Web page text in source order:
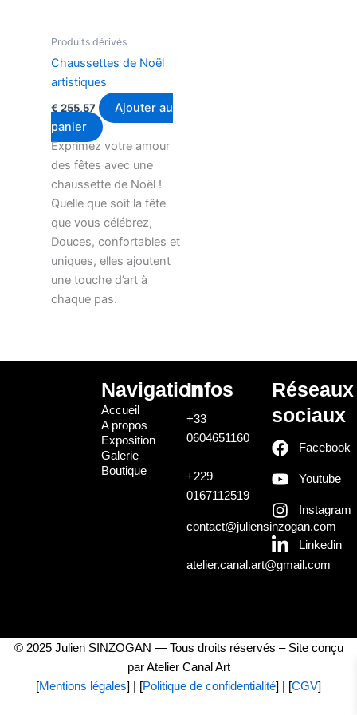
Produits dérivés
Chaussettes de Noël
artistiques
€ 255,57
Ajouter au
panier
Exprimez votre amour
des fêtes avec une
chaussette de Noël !
Quelle que soit la fête
que vous célébrez,
Douces, confortables et
uniques, elles ajoutent
une touche d’art à
chaque pas.
Navigation
Accueil
A propos
Exposition
Galerie
Boutique
Infos
+33
0604651160
+229
0167112519
contact@juliensinzogan.com
atelier.canal.art@gmail.com
Réseaux
sociaux
Facebook
Youtube
Instagram
Linkedin
© 2025 Julien SINZOGAN — Tous droits réservés – Site conçu
par Atelier Canal Art
[Mentions légales] | [Politique de confidentialité] | [CGV]